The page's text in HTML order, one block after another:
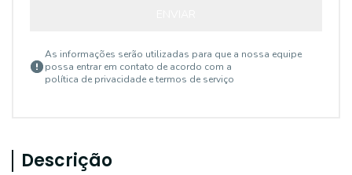
As informações serão utilizadas para que a nossa equipe
possa entrar em contato de acordo com a
política de privacidade e termos de serviço
Descrição